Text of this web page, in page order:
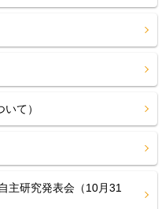
て）
研究発表会（10月31